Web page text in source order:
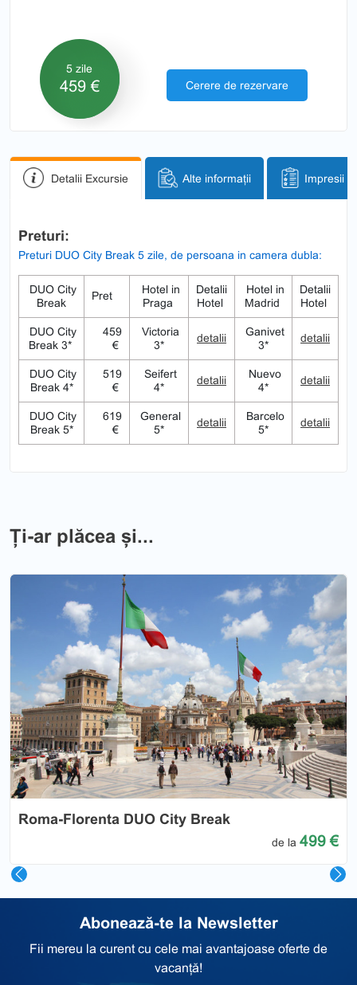
5 zile
459 € Cerere de rezervare
Detalii Excursie Alte informații Impresii
Preturi:
Preturi DUO City Break 5 zile, de persoana in camera dubla:
DUO City
Break
Pret
Hotel in
Praga
Detalii
Hotel
Hotel in
Madrid
Detalii
Hotel
DUO City
Break 3*
459
€
Victoria
3*
detalii
Ganivet
3*
detalii
DUO City
Break 4*
519
€
Seifert
4*
detalii
Nuevo
4*
detalii
DUO City
Break 5*
619
€
General
5*
detalii
Barcelo
5*
detalii
Ți-ar plăcea și...
Roma-Florenta DUO City Break
de la 499 €
Previous
Abonează-te la Newsletter
Fii mereu la curent cu cele mai avantajoase oferte de
vacanță!